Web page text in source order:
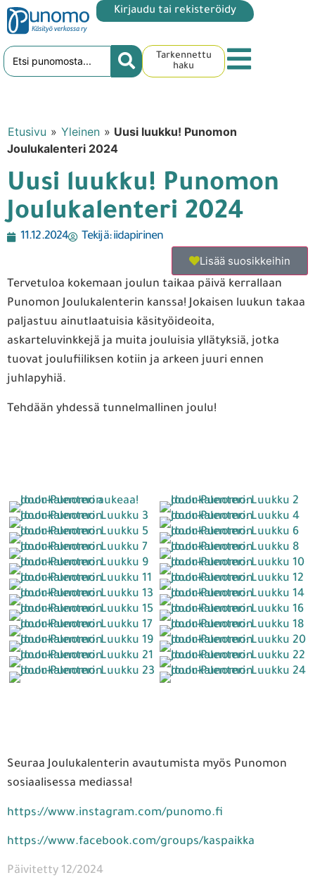
Kirjaudu tai rekisteröidy
Tarkennettu
haku
Etusivu » Yleinen » Uusi luukku! Punomon
Joulukalenteri 2024
Uusi luukku! Punomon
Joulukalenteri 2024
11.12.2024 Tekijä:iidapirinen
Lisää suosikkeihin
Tervetuloa kokemaan joulun taikaa päivä kerrallaan
Punomon Joulukalenterin kanssa! Jokaisen luukun takaa
paljastuu ainutlaatuisia käsityöideoita,
askarteluvinkkejä ja muita jouluisia yllätyksiä, jotka
tuovat joulufiiliksen kotiin ja arkeen juuri ennen
juhlapyhiä.
Tehdään yhdessä tunnelmallinen joulu!
Seuraa Joulukalenterin avautumista myös Punomon
sosiaalisessa mediassa!
https://www.instagram.com/punomo.fi
https://www.facebook.com/groups/kaspaikka
Päivitetty 12/2024